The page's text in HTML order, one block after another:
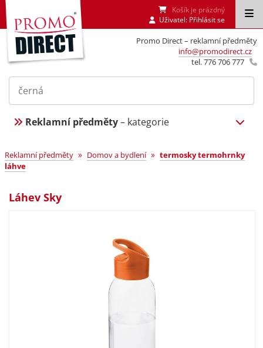
Promo Direct – reklamní předměty
info@promodirect.cz
tel. 776 706 777
Košík je prázdný
Uživatel: Přihlásit se
Reklamní předměty– kategorie
Reklamní předměty » Domov a bydlení» termosky termohrnky
láhve
Láhev Sky